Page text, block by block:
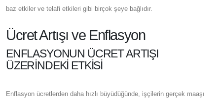
baz etkiler ve telafi etkileri gibi birçok şeye bağlıdır.
Ücret Artışı ve Enflasyon
ENFLASYONUN ÜCRET ARTIŞI
ÜZERINDEKI ETKISI
Enflasyon ücretlerden daha hızlı büyüdüğünde, işçilerin gerçek maaşı